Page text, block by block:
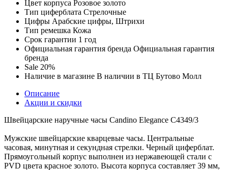
Цвет корпуса Розовое золото
Тип циферблата Стрелочные
Цифры Арабские цифры, Штрихи
Тип ремешка Кожа
Срок гарантии 1 год
Официальная гарантия бренда Официальная гарантия
бренда
Sale 20%
Наличие в магазине В наличии в ТЦ Бутово Молл
Описание
Акции и скидки
Швейцарские наручные часы Candino Elegance C4349/3
Мужские швейцарские кварцевые часы. Центральные
часовая, минутная и секундная стрелки. Черный циферблат.
Прямоугольный корпус выполнен из нержавеющей стали с
PVD цвета красное золото. Высота корпуса составляет 39 мм,